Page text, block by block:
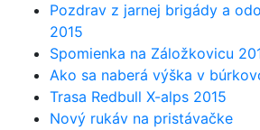
Pozdrav z jarnej brigády a
2015
Spomienka na Záložkovicu
Ako sa naberá výška v
Trasa Redbull X-alps 2015
Nový rukáv na pristávačke